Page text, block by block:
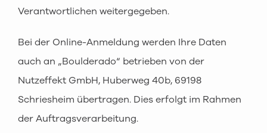
Verantwortlichen weitergegeben.
Bei der Online-Anmeldung werden Ihre Daten
auch an „Boulderado“ betrieben von der
Nutzeffekt GmbH, Huberweg 40b, 69198
Schriesheim übertragen. Dies erfolgt im Rahmen
der Auftragsverarbeitung.